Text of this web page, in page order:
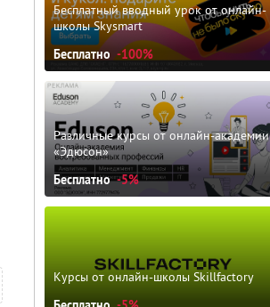
Бесплатный вводный урок от онлайн-
школы Skysmart
Бесплатно -100%
Различные курсы от онлайн-академии
«Эдюсон»
Бесплатно -5%
Курсы от онлайн-школы Skillfactory